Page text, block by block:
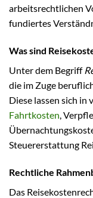
arbeitsrechtlichen
fundiertes
Was sind
Unter dem Begriff
die im Zuge
Diese lassen sich
Fahrtkosten,
Steuererstattung
Rechtliche
Das